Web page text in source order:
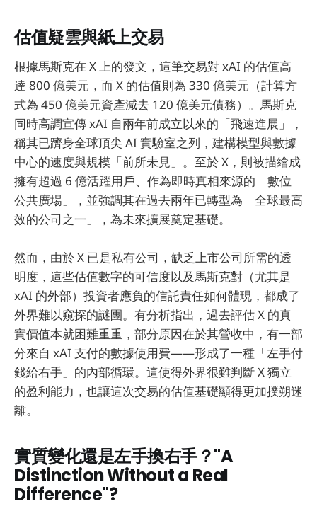
估值疑雲與紙上交易
根據馬斯克在 X 上的發文，這筆交易對 xAI 的估值高
達 800 億美元，而 X 的估值則為 330 億美元（計算方
式為 450 億美元資產減去 120 億美元債務）。馬斯克
同時高調宣傳 xAI 自兩年前成立以來的「飛速進展」，
稱其已躋身全球頂尖 AI 實驗室之列，建構模型與數據
中心的速度與規模「前所未見」。至於 X，則被描繪成
擁有超過 6 億活躍用戶、作為即時真相來源的「數位
公共廣場」，並強調其在過去兩年已轉型為「全球最高
效的公司之一」，為未來擴展奠定基礎。
然而，由於 X 已是私有公司，缺乏上市公司所需的透
明度，這些估值數字的可信度以及馬斯克對（尤其是
xAI 的外部）投資者應負的信託責任如何體現，都成了
外界難以窺探的謎團。有分析指出，過去評估 X 的真
實價值本就困難重重，部分原因在於其營收中，有一部
分來自 xAI 支付的數據使用費——形成了一種「左手付
錢給右手」的內部循環。這使得外界很難判斷 X 獨立
的盈利能力，也讓這次交易的估值基礎顯得更加撲朔迷
離。
實質變化還是左手換右手？"A
Distinction Without a Real
Difference"?